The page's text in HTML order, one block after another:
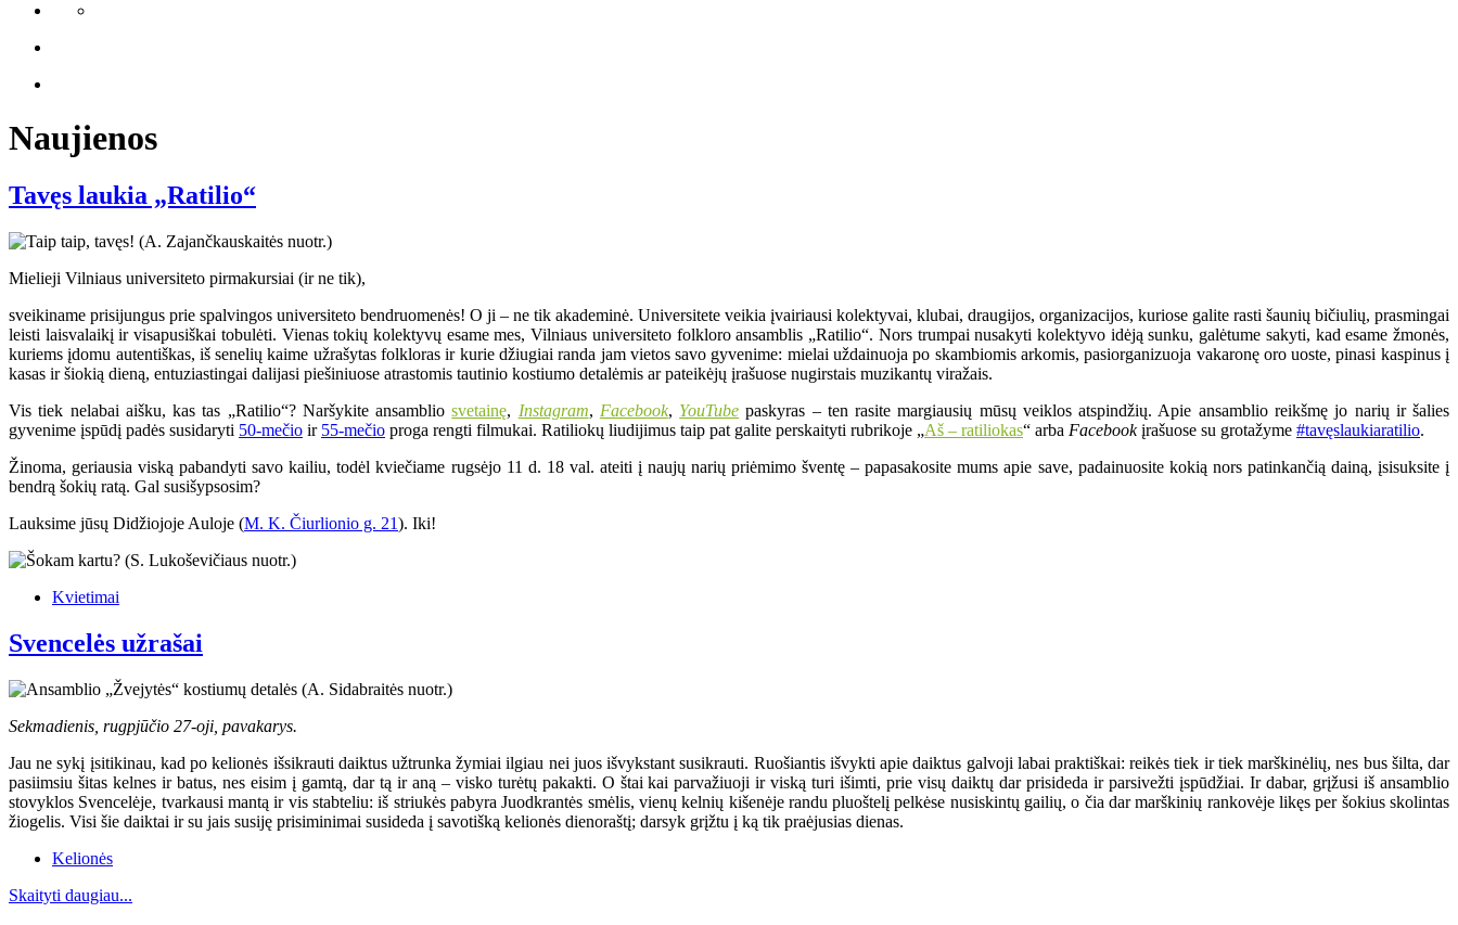
Naujienos
Tavęs laukia „Ratilio“
Mielieji Vilniaus universiteto pirmakursiai (ir ne tik),
sveikiname prisijungus prie spalvingos universiteto bendruomenės! O ji – ne tik akademinė. Universitete veikia įvairiausi kolektyvai, klubai, draugijos, organizacijos, kuriose galite rasti šaunių bičiulių, prasmingai
leisti laisvalaikį ir visapusiškai tobulėti. Vienas tokių kolektyvų esame mes, Vilniaus universiteto folkloro ansamblis „Ratilio“. Nors trumpai nusakyti kolektyvo idėją sunku, galėtume sakyti, kad esame žmonės,
kuriems įdomu autentiškas, iš senelių kaime užrašytas folkloras ir kurie džiugiai randa jam vietos savo gyvenime: mielai uždainuoja po skambiomis arkomis, pasiorganizuoja vakaronę oro uoste, pinasi kaspinus į
kasas ir šiokią dieną, entuziastingai dalijasi piešiniuose atrastomis tautinio kostiumo detalėmis ar pateikėjų įrašuose nugirstais muzikantų viražais.
Vis tiek nelabai aišku, kas tas „Ratilio“? Naršykite ansambliosvetainę, Instagram, Facebook, YouTube paskyras – ten rasite margiausių mūsų veiklos atspindžių. Apie ansamblio reikšmę jo narių ir šalies
gyvenime įspūdį padės susidaryti 50-mečio ir 55-mečio proga rengti filmukai. Ratiliokų liudijimus taip pat galite perskaityti rubrikoje „Aš – ratiliokas“ arba Facebookįrašuose su grotažyme #tavęslaukiaratilio.
Žinoma, geriausia viską pabandyti savo kailiu, todėl kviečiame rugsėjo 11 d. 18 val. ateiti į naujų narių priėmimo šventę – papasakosite mums apie save, padainuosite kokią nors patinkančią dainą, įsisuksite į
bendrą šokių ratą. Gal susišypsosim?
Lauksime jūsų Didžiojoje Auloje (M. K. Čiurlionio g. 21). Iki!
Kvietimai
Svencelės užrašai
Sekmadienis, rugpjūčio 27-oji, pavakarys.
Jau ne sykį įsitikinau, kad po kelionės išsikrauti daiktus užtrunka žymiai ilgiau nei juos išvykstant susikrauti. Ruošiantis išvykti apie daiktus galvoji labai praktiškai: reikės tiek ir tiek marškinėlių, nes bus šilta, dar
pasiimsiu šitas kelnes ir batus, nes eisim į gamtą, dar tą ir aną – visko turėtų pakakti. O štai kai parvažiuoji ir viską turi išimti, prie visų daiktų dar prisideda ir parsivežti įspūdžiai. Ir dabar, grįžusi iš ansamblio
stovyklos Svencelėje, tvarkausi mantą ir vis stabteliu: iš striukės pabyra Juodkrantės smėlis, vienų kelnių kišenėje randu pluoštelį pelkėse nusiskintų gailių, o čia dar marškinių rankovėje likęs per šokius skolintas
žiogelis. Visi šie daiktai ir su jais susiję prisiminimai susideda į savotišką kelionės dienoraštį; darsyk grįžtu į ką tik praėjusias dienas.
Kelionės
Skaityti daugiau...